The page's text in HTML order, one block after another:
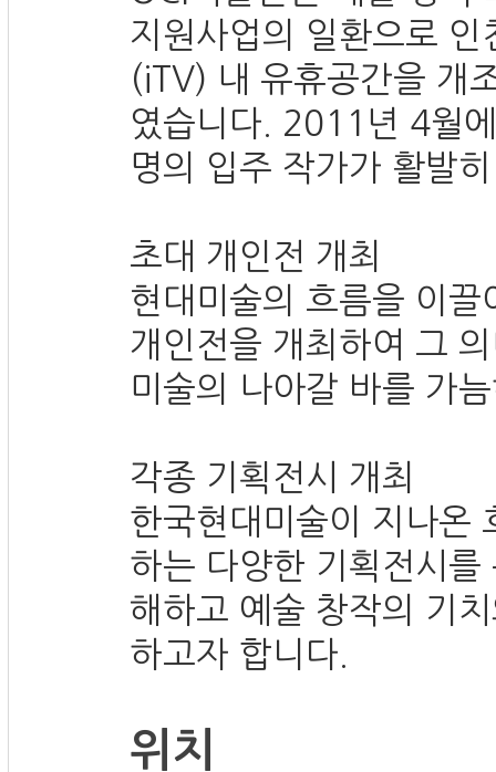
지원사업의 일환으로
(iTV) 내 유휴공간을 개
였습니다. 2011년 4월
명의 입주 작가가 활발
초대 개인전 개최
현대미술의 흐름을 이
개인전을 개최하여 그
미술의 나아갈 바를 가
각종 기획전시 개최
한국현대미술이 지나온
하는 다양한 기획전시
해하고 예술 창작의 기
하고자 합니다.
위치